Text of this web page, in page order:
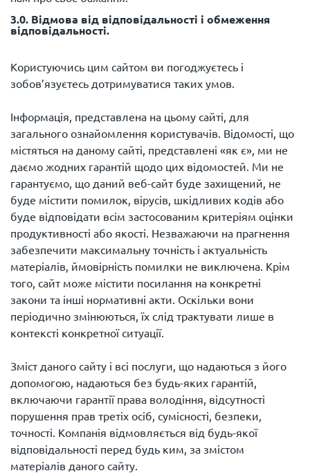
3.0. Відмова від відповідальності і обмеження
відповідальності.
Користуючись цим сайтом ви погоджуєтесь і
зобов’язуєтесь дотримуватися таких умов.
Інформація, представлена ​​на цьому сайті, для
загального ознайомлення користувачів. Відомості, що
містяться на даному сайті, представлені «як є», ми не
даємо жодних гарантій щодо цих відомостей. Ми не
гарантуємо, що даний веб-сайт буде захищений, не
буде містити помилок, вірусів, шкідливих кодів або
буде відповідати всім застосованим критеріям оцінки
продуктивності або якості. Незважаючи на прагнення
забезпечити максимальну точність і актуальність
матеріалів, ймовірність помилки не виключена. Крім
того, сайт може містити посилання на конкретні
закони та інші нормативні акти. Оскільки вони
періодично змінюються, їх слід трактувати лише в
контексті конкретної ситуації.
Зміст даного сайту і всі послуги, що надаються з його
допомогою, надаються без будь-яких гарантій,
включаючи гарантії права володіння, відсутності
порушення прав третіх осіб, сумісності, безпеки,
точності. Компанія відмовляється від будь-якої
відповідальності перед будь ким, за змістом
матеріалів даного сайту.